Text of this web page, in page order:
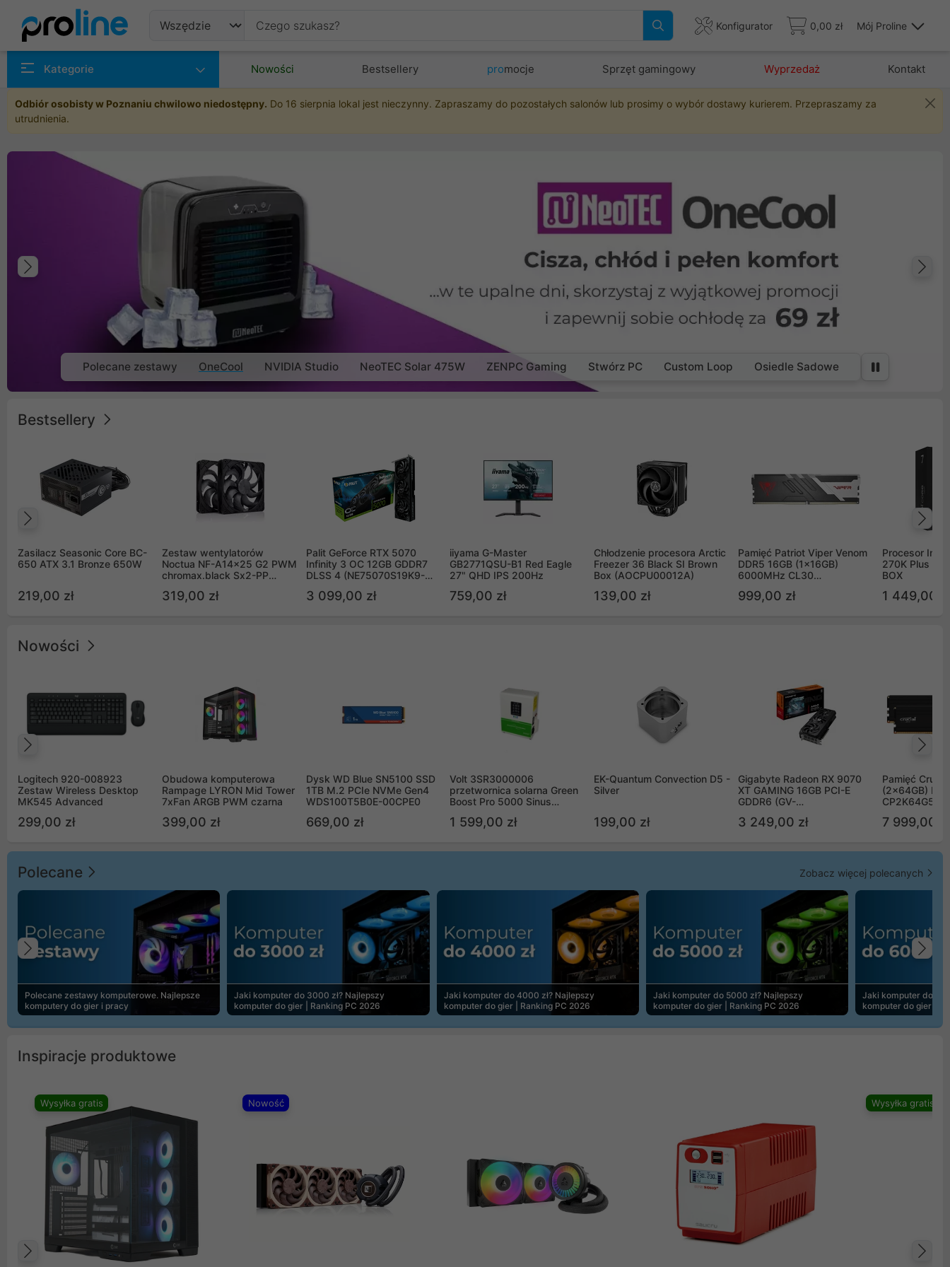
Konfigurator 0,00 zł Mój Proline
Kategorie Nowości Bestsellery promocje Sprzęt gamingowy Wyprzedaż Kontakt
Odbiór osobisty w Poznaniu chwilowo niedostępny. Do 16 sierpnia lokal jest nieczynny. Zapraszamy do pozostałych salonów lub prosimy o wybór dostawy kurierem. Przepraszamy za
utrudnienia.
Poprzedni
Polecane zestawy OneCool NVIDIA Studio NeoTEC Solar 475W ZENPC Gaming Stwórz PC Custom Loop Osiedle Sadowe
Bestsellery
Zasilacz Seasonic Core BC-
650 ATX 3.1 Bronze 650W
219,00 zł
Zestaw wentylatorów
Noctua NF-A14x25 G2 PWM
chromax.black Sx2-PP
(2szt)
319,00 zł
Palit GeForce RTX 5070
Infinity 3 OC 12GB GDDR7
DLSS 4 (NE75070S19K9-
3 099,00 zł
iiyama G-Master
GB2771QSU-B1 Red Eagle
27" QHD IPS 200Hz
759,00 zł
Chłodzenie procesora Arctic
Freezer 36 Black SI Brown
Box (AOCPU00012A)
139,00 zł
Pamięć Patriot Viper Venom
DDR5 16GB (1x16GB)
6000MHz CL30
999,00 zł
Procesor Intel
270K Plus
BOX
1 449,00 zł
Nowości
Logitech 920-008923
Zestaw Wireless Desktop
MK545 Advanced
299,00 zł
Obudowa komputerowa
Rampage LYRON Mid Tower
7xFan ARGB PWM czarna
399,00 zł
Dysk WD Blue SN5100 SSD
1TB M.2 PCIe NVMe Gen4
WDS100T5B0E-00CPE0
669,00 zł
Volt 3SR3000006
przetwornica solarna Green
Boost Pro 5000 Sinus
1 599,00 zł
EK-Quantum Convection D5 -
Silver
199,00 zł
Gigabyte Radeon RX 9070
XT GAMING 16GB PCI-E
GDDR6 (GV-
3 249,00 zł
Pamięć
(2x64GB)
7 999,00 zł
Polecane Zobacz więcej polecanych
Polecane zestawy komputerowe. Najlepsze
komputery do gier i pracy
Jaki komputer do 3000 zł? Najlepszy
komputer do gier | Ranking PC 2026
Jaki komputer do 4000 zł? Najlepszy
komputer do gier | Ranking PC 2026
Jaki komputer do 5000 zł? Najlepszy
komputer do gier | Ranking PC 2026
Jaki komputer do
komputer do gier |
Poprzedni
Inspiracje produktowe
Wysyłka gratis Nowość Wysyłka gratis